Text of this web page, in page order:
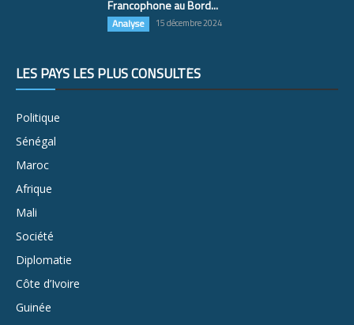
Francophone au Bord...
Analyse 15 décembre 2024
LES PAYS LES PLUS CONSULTÉS
Politique
Sénégal
Maroc
Afrique
Mali
Société
Diplomatie
Côte d’Ivoire
Guinée